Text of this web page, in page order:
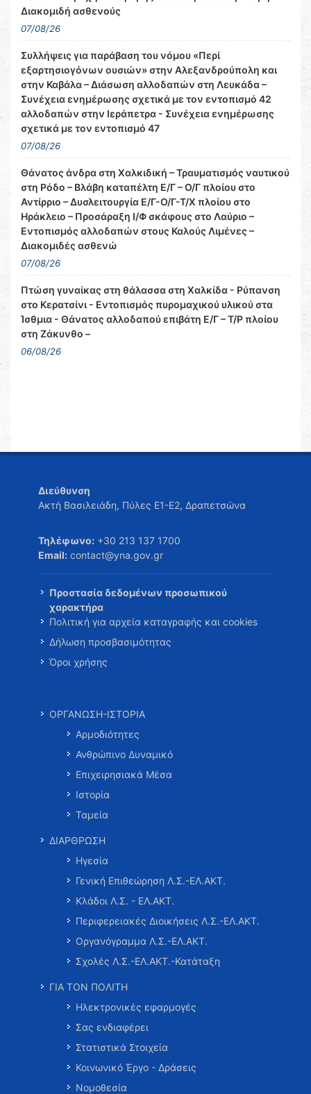
Διακομιδή ασθενούς
07/08/26
Συλλήψεις για παράβαση του νόμου «Περί
εξαρτησιογόνων ουσιών» στην Αλεξανδρούπολη και
στην Καβάλα – Διάσωση αλλοδαπών στη Λευκάδα –
Συνέχεια ενημέρωσης σχετικά με τον εντοπισμό 42
αλλοδαπών στην Ιεράπετρα - Συνέχεια ενημέρωσης
σχετικά με τον εντοπισμό 47
07/08/26
Θάνατος άνδρα στη Χαλκιδική – Τραυματισμός ναυτικού
στη Ρόδο – Βλάβη καταπέλτη Ε/Γ – Ο/Γ πλοίου στο
Αντίρριο – Δυσλειτουργία Ε/Γ-Ο/Γ-Τ/Χ πλοίου στο
Ηράκλειο – Προσάραξη Ι/Φ σκάφους στο Λαύριο –
Εντοπισμός αλλοδαπών στους Καλούς Λιμένες –
Διακομιδές ασθενώ
07/08/26
Πτώση γυναίκας στη θάλασσα στη Χαλκίδα - Ρύπανση
στο Κερατσίνι - Εντοπισμός πυρομαχικού υλικού στα
Ίσθμια - Θάνατος αλλοδαπού επιβάτη Ε/Γ – Τ/Ρ πλοίου
στη Ζάκυνθο –
06/08/26
Διεύθυνση
Ακτή Βασιλειάδη, Πύλες Ε1-Ε2, Δραπετσώνα
Τηλέφωνο: +30 213 137 1700
Email: contact@yna.gov.gr
Προστασία δεδομένων προσωπικού
χαρακτήρα
Πολιτική για αρχεία καταγραφής και cookies
Δήλωση προσβασιμότητας
Όροι χρήσης
ΟΡΓΑΝΩΣΗ-ΙΣΤΟΡΙΑ
Αρμοδιότητες
Ανθρώπινο Δυναμικό
Επιχειρησιακά Μέσα
Ιστορία
Ταμεία
ΔΙΑΡΘΡΩΣΗ
Ηγεσία
Γενική Επιθεώρηση Λ.Σ.-ΕΛ.ΑΚΤ.
Κλάδοι Λ.Σ. - ΕΛ.ΑΚΤ.
Περιφερειακές Διοικήσεις Λ.Σ.-ΕΛ.ΑΚΤ.
Οργανόγραμμα Λ.Σ.-ΕΛ.ΑΚΤ.
Σχολές Λ.Σ.-ΕΛ.ΑΚΤ.-Κατάταξη
ΓΙΑ ΤΟΝ ΠΟΛΙΤΗ
Ηλεκτρονικές εφαρμογές
Σας ενδιαφέρει
Στατιστικά Στοιχεία
Κοινωνικό Έργο - Δράσεις
Νομοθεσία